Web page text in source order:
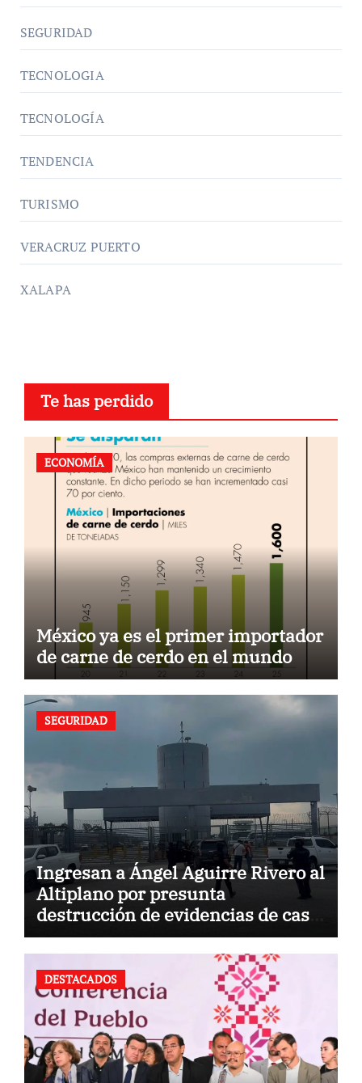
SEGURIDAD
TECNOLOGIA
TECNOLOGÍA
TENDENCIA
TURISMO
VERACRUZ PUERTO
XALAPA
Te has perdido
ECONOMÍA
México ya es el primer importador
de carne de cerdo en el mundo
SEGURIDAD
Ingresan a Ángel Aguirre Rivero al
Altiplano por presunta
destrucción de evidencias de caso
Ayotzinapa
DESTACADOS